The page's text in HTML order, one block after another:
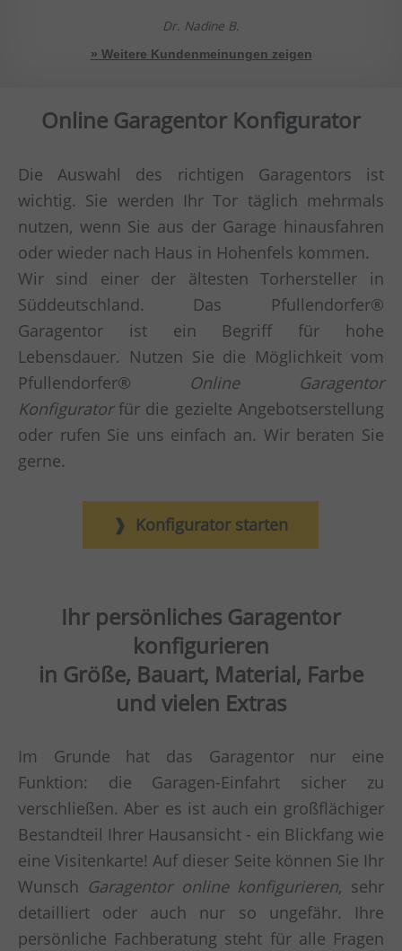
Dr. Nadine B.
» Weitere Kundenmeinungen zeigen
Online Garagentor Konfigurator
Die Auswahl des richtigen Garagentors ist
wichtig. Sie werden Ihr Tor täglich mehrmals
nutzen, wenn Sie aus der Garage hinausfahren
oder wieder nach Haus in Hohenfels kommen.
Wir sind einer der ältesten Torhersteller in
Süddeutschland. Das Pfullendorfer®
Garagentor ist ein Begriff für hohe
Lebensdauer. Nutzen Sie die Möglichkeit vom
Pfullendorfer® Online Garagentor
Konfiguratorfür die gezielte Angebotserstellung
oder rufen Sie uns einfach an. Wir beraten Sie
gerne.
Konfigurator starten
Ihr persönliches Garagentor
konfigurieren
in Größe, Bauart, Material, Farbe
und vielen Extras
Im Grunde hat das Garagentor nur eine
Funktion: die Garagen-Einfahrt sicher zu
verschließen. Aber es ist auch ein großflächiger
Bestandteil Ihrer Hausansicht - ein Blickfang wie
eine Visitenkarte! Auf dieser Seite können Sie Ihr
Wunsch Garagentor online konfigurieren, sehr
detailliert oder auch nur so ungefähr. Ihre
persönliche Fachberatung steht für alle Fragen